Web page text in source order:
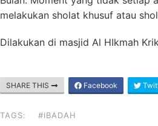
melakukan sholat khusuf atau
Dilakukan di masjid Al HIkmah
SHARE THIS Facebook
TAGS: #IBADAH